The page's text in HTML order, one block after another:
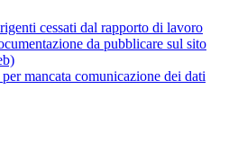
cessati dal rapporto di lavoro
da pubblicare sul sito
mancata comunicazione dei dati